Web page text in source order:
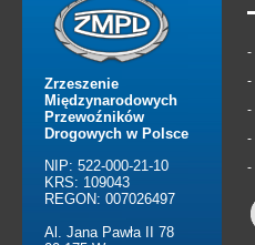
Zrzeszenie
Międzynarodowych
Przewoźników
Drogowych w Polsce
NIP: 522-000-21-10
KRS: 109043
REGON: 007026497
Al. Jana Pawła II 78
-
-
-
-
-